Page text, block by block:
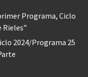
Programa, Ciclo
Rieles”
2024/Programa 25